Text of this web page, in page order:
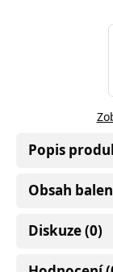
Popis
Obsah
Diskuze (0)